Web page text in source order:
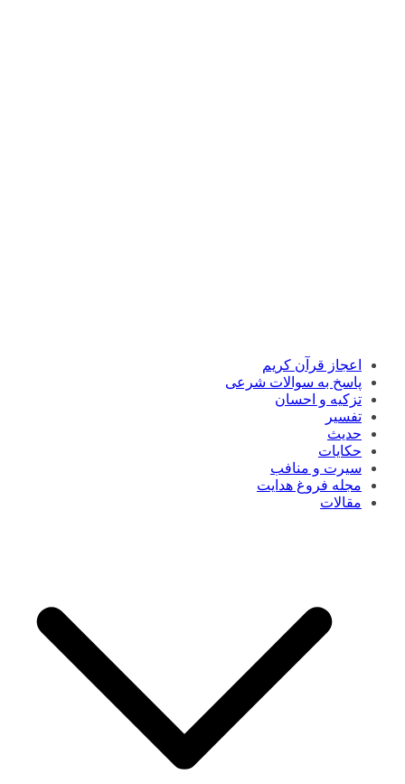
اعجاز قرآن کریم
پاسخ به سوالات شرعی
تزکیه و احسان
تفسیر
حدیث
حکایات
سیرت و منافب
مجله فروغ هدایت
مقالات